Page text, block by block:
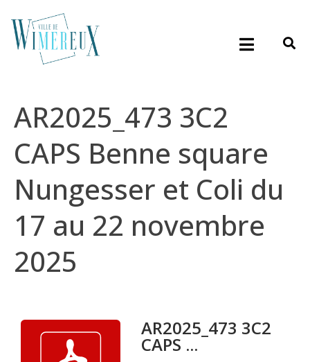
AR2025_473 3C2
CAPS Benne square
Nungesser et Coli du
17 au 22 novembre
2025
AR2025_473 3C2
CAPS ...